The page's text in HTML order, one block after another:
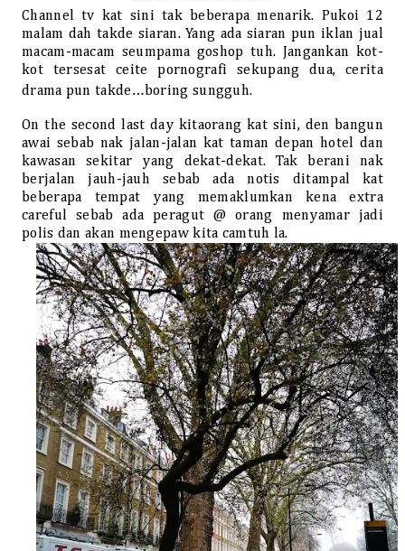
Channel tv kat sini tak beberapa menarik. Pukoi 12
malam dah takde siaran. Yang ada siaran pun iklan jual
macam-macam seumpama goshop tuh. Jangankan kot-
kot tersesat ceite pornografi sekupang dua, cerita
drama pun takde…boring sungguh.
On the second last day kitaorang kat sini, den bangun
awai sebab nak jalan-jalan kat taman depan hotel dan
kawasan sekitar yang dekat-dekat. Tak berani nak
berjalan jauh-jauh sebab ada notis ditampal kat
beberapa tempat yang memaklumkan kena extra
careful sebab ada peragut @ orang menyamar jadi
polis dan akan mengepaw kita camtuh la.